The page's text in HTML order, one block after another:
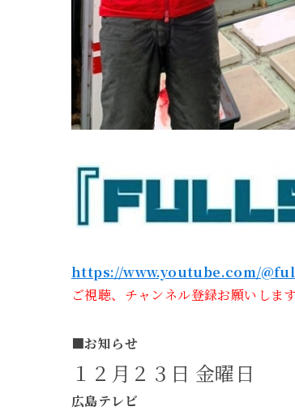
https://www.youtube.com/
ご視聴、チャンネル登録お願いしま
■お知らせ
１２月２３日 金曜日
広島テレビ